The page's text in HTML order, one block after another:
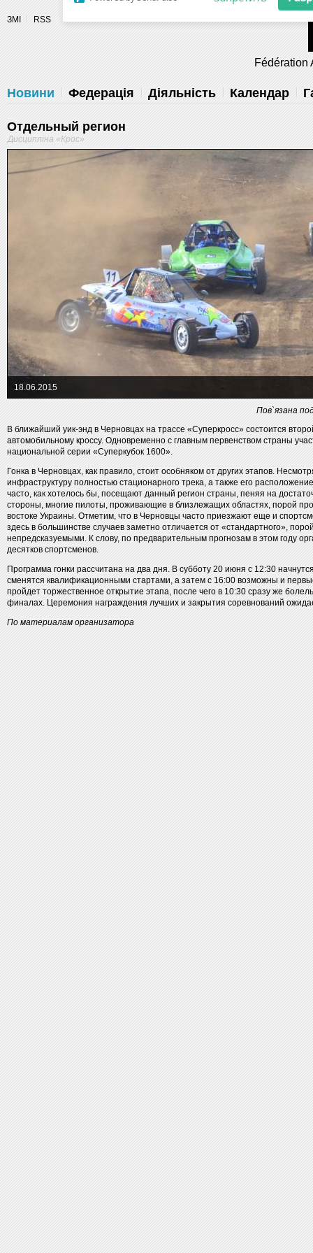
ЗМІ RSS
Fédération
Новини Федерація Діяльність Календар
Отдельный регион
Дисципліна «Крос»
18.06.2015
Пов`язана
В ближайший уик-энд в Черновцах на трассе «Суперкросс» состоится
автомобильному кроссу. Одновременно с главным первенством страны
национальной серии «Суперкубок 1600».
Гонка в Черновцах, как правило, стоит особняком от других этапов.
инфраструктуру полностью стационарного трека, а также его
часто, как хотелось бы, посещают данный регион страны, пеняя на
стороны, многие пилоты, проживающие в близлежащих областях, порой
востоке Украины. Отметим, что в Черновцы часто приезжают еще и
здесь в большинстве случаев заметно отличается от «стандартного»,
непредсказуемыми. К слову, по предварительным прогнозам в этом году
десятков спортсменов.
Программа гонки рассчитана на два дня. В субботу 20 июня с 12:30
сменятся квалификационными стартами, а затем с 16:00 возможны и
пройдет торжественное открытие этапа, после чего в 10:30 сразу же
финалах. Церемония награждения лучших и закрытия соревнований
По материалам организатора